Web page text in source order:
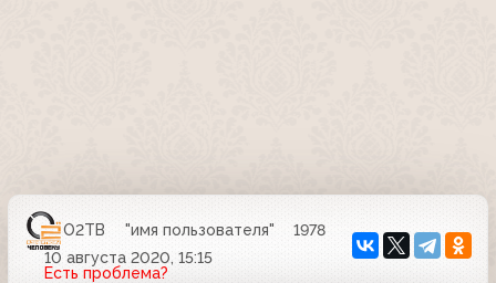
О2ТВ "имя пользователя"
1978
10 августа 2020, 15:15
Есть проблема?